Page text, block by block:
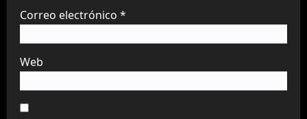
Correo electrónico *
Web